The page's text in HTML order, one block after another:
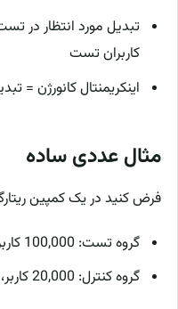
تبدیل مورد انتظار در
کاربران تست
اینکریمنتال کانورژن =
مثال عددی ساده
فرض کنید در یک کمپین
گروه تست: 100,000 کاربر، 2,400 خرید (نرخ 2.4%)
گروه کنترل: 20,000 کاربر، 360 خرید (نرخ 1.8%)